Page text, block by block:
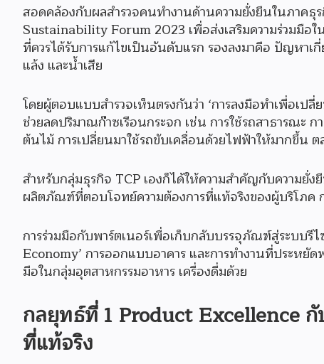
สอดคล้องกับผลสำรวจคนทำงานด้านความยั่งยืนในภาคธุ
Sustainability Forum 2023 เพื่อส่งเสริมความร่วมมือ
ที่ควรได้รับการแก้ไขเป็นอันดับแรก รองลงมาคือ ปัญหา
แล้ง และน้ำเสีย
โดยผู้ตอบแบบสำรวจเห็นตรงกันว่า ‘การลงมือทำเพื่อเป
ช่วยลดปริมาณก๊าซเรือนกระจก เช่น การใช้รถสาธารณะ
ต้นไม้ การเปลี่ยนมาใช้รถขับเคลื่อนด้วยไฟฟ้าให้มากขึ้น
สำหรับกลุ่มธุรกิจ TCP เองก็ได้ให้ความสำคัญกับความยั่
ผลิตภัณฑ์ที่ตอบโจทย์ความต้องการที่แท้จริงของผู้บริโภค
การร่วมมือกับพาร์ตเนอร์เพื่อเก็บกลับบรรจุภัณฑ์สู่ระบบ
Economy’ การออกแบบอาคาร และการทำงานที่ประหยั
มือในกลุ่มอุตสาหกรรมอาหาร เครื่องดื่มด้วย
กลยุทธ์ที่ 1 Product Excellence
ที่แท้จริง